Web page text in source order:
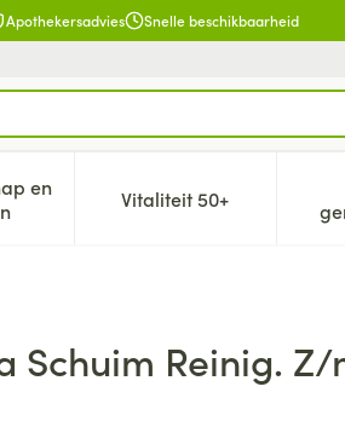
Apothekersadvies Snelle beschikbaarheid
categorie
en vitamines categorie
en
submenu voor Zwangerschap en
Vitaliteit 50+Toon submenu
Schuim Reinig.